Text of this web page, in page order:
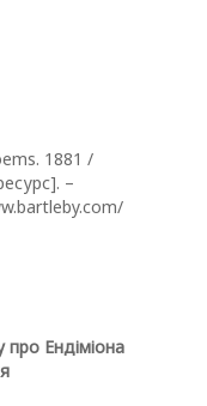
1881 /
–
про Ендіміона